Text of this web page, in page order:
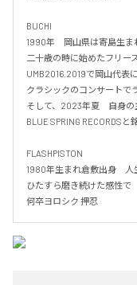
BUCHI
1990年　岡山県は寄島生
二十歳の時に始めたフリー
UMB2016.2019で岡山代表
クラシックのコンサートで
そして、2023年夏　自身の
BLUE SPRING RECORDS
FLASHPISTON
1980年生まれ倉敷出身　
ひたすら磨き続けた感性で
何卒ヨロシク 押忍